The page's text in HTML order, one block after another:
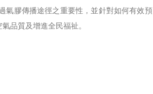
氣膠傳播途徑之重要性，並針對如何有效預
品質及增進全民福祉。